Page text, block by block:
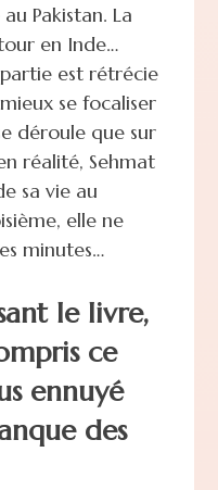
Pakistan. La
en Inde…
est rétrécie
se focaliser
déroule que sur
réalité, Sehmat
sa vie au
elle ne
minutes…
le livre,
ce
ennuyé
des